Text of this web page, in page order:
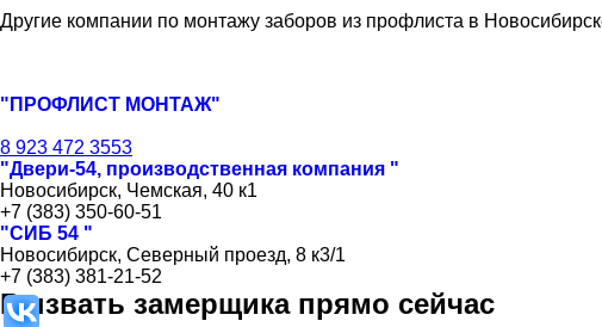
Другие компании по монтажу заборов из профлиста в
"ПРОФЛИСТ МОНТАЖ"
8 923 472 3553
"Двери-54, производственная компания "
Новосибирск, Чемская, 40 к1
+7 (383) 350-60-51
"СИБ 54 "
Новосибирск, Северный проезд, 8 к3/1
+7 (383) 381-21-52
Вызвать замерщика прямо сейчас